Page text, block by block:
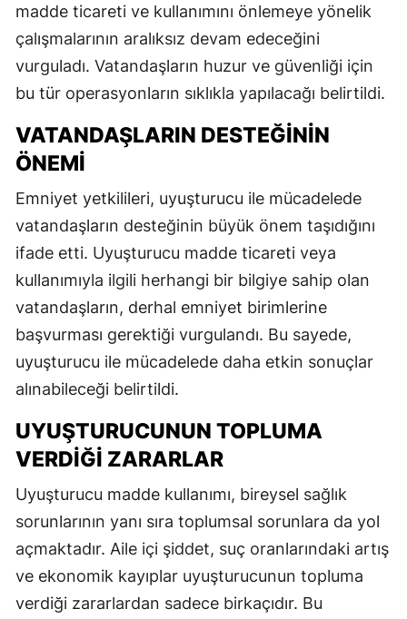
madde ticareti ve kullanımını önlemeye yönelik
çalışmalarının aralıksız devam edeceğini
vurguladı. Vatandaşların huzur ve güvenliği için
bu tür operasyonların sıklıkla yapılacağı belirtildi.
VATANDAŞLARIN DESTEĞININ
ÖNEMI
Emniyet yetkilileri, uyuşturucu ile mücadelede
vatandaşların desteğinin büyük önem taşıdığını
ifade etti. Uyuşturucu madde ticareti veya
kullanımıyla ilgili herhangi bir bilgiye sahip olan
vatandaşların, derhal emniyet birimlerine
başvurması gerektiği vurgulandı. Bu sayede,
uyuşturucu ile mücadelede daha etkin sonuçlar
alınabileceği belirtildi.
UYUŞTURUCUNUN TOPLUMA
VERDIĞI ZARARLAR
Uyuşturucu madde kullanımı, bireysel sağlık
sorunlarının yanı sıra toplumsal sorunlara da yol
açmaktadır. Aile içi şiddet, suç oranlarındaki artış
ve ekonomik kayıplar uyuşturucunun topluma
verdiği zararlardan sadece birkaçıdır. Bu